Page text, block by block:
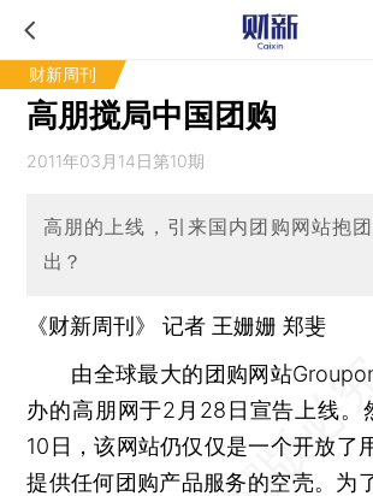
财新周刊
高朋搅局中国团购
2011年03月14日第10期
高朋的上线，引来国内团购网站抱
出？
《财新周刊》 记者 王姗姗 郑斐
由全球最大的团购网站
办的高朋网于2月28日宣告上线。
10日，该网站仍仅仅是一个开放了
提供任何团购产品服务的空壳。为